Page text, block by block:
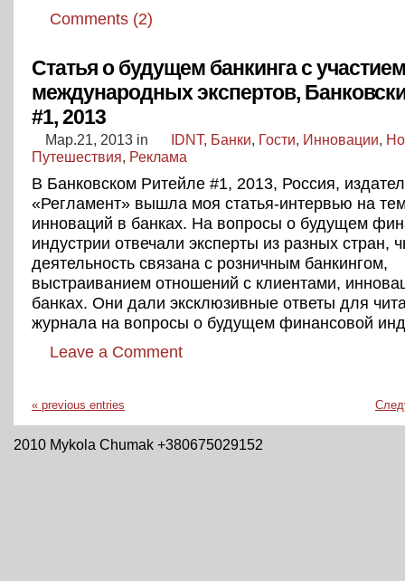
Comments (2)
Статья о будущем банкинга с участием
международных экспертов,
#1, 2013
Мар.21, 2013 in IDNT, Банки, Гости, Инновации,
Путешествия, Реклама
В Банковском Ритейле #1, 2013, Россия,
«Регламент» вышла моя статья-интервью на
инноваций в банках. На вопросы о будущем
индустрии отвечали эксперты из разных стран,
деятельность связана с розничным банкингом,
выстраиванием отношений с клиентами,
банках. Они дали эксклюзивные ответы для
журнала на вопросы о будущем финансовой
Leave a Comment
« previous entries
2010 Mykola Chumak +380675029152